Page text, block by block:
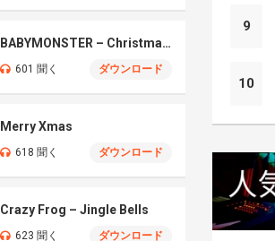
BABYMONSTER – Christmas Without You COVER
601 聞く ダウンロード
Merry Xmas
618 聞く ダウンロード
Crazy Frog – Jingle Bells
623 聞く ダウンロード
9
10